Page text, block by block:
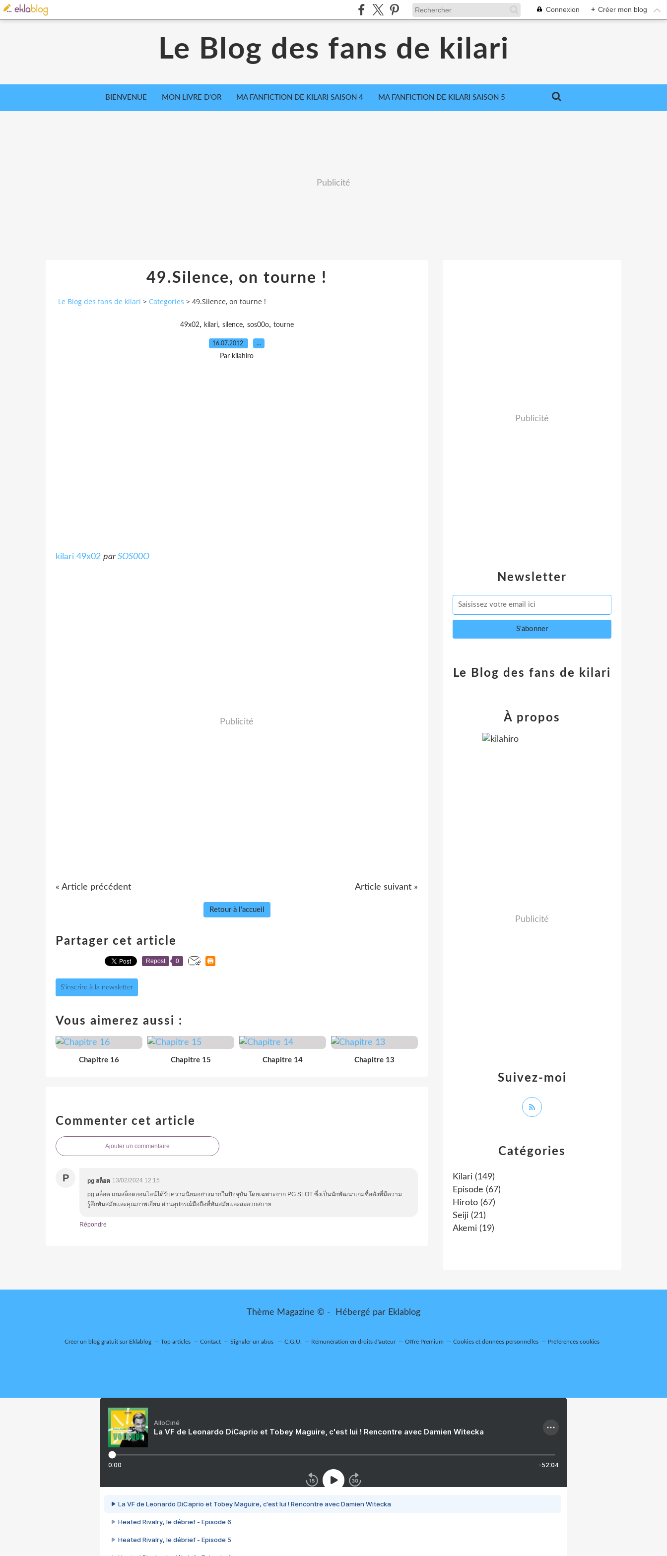
Connexion + Créer mon blog
Le Blog des fans de kilari
BIENVENUE MON LIVRE D'OR MA FANFICTION DE KILARI SAISON 4 MA FANFICTION DE KILARI SAISON 5
Publicité
49.Silence, on tourne !
Le Blog des fans de kilari > Categories > 49.Silence, on tourne !
49x02, kilari, silence, sos00o, tourne
16.07.2012 …
Par kilahiro
kilari 49x02 parSOS00O
Publicité
« Article précédent Article suivant »
Retour à l'accueil
Partager cet article
Repost 0
S'inscrire à la newsletter
Vous aimerez aussi :
Chapitre 16 Chapitre 15 Chapitre 14 Chapitre 13
Commenter cet article
Ajouter un commentaire
P pg สล็อต 13/02/2024 12:15
pg สล็อต เกมสล็อตออนไลน์ได้รับความนิยมอย่างมากในปัจจุบัน โดยเฉพาะจาก PG SLOT ซึ่งเป็นนักพัฒนาเกมชื่อดังที่มีความ
รู้สึกทันสมัยและคุณภาพเยี่ยม ผ่านอุปกรณ์มือถือที่ทันสมัยและสะดวกสบาย
Répondre
Newsletter
Publicité
Catégories
Kilari (149)
Episode (67)
Hiroto (67)
Seiji (21)
Akemi (19)
Le Blog des fans de kilari
Suivez-moi
À propos
Publicité
Thème Magazine © - Hébergé par Eklablog
Créer un blog gratuit sur Eklablog Top articles Contact Signaler un abus C.G.U. Rémunération en droits d'auteur Offre Premium Cookies et données personnelles Préférences cookies
AlloCiné
La VF de Leonardo DiCaprio et Tobey Maguire, c'est lui ! Rencontre avec Damien Witecka
0:00 -52:04
La VF de Leonardo DiCaprio et Tobey Maguire, c'est lui ! Rencontre avec Damien Witecka
Heated Rivalry, le débrief - Episode 6
Heated Rivalry, le débrief - Episode 5